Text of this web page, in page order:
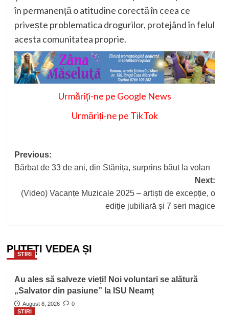
în permanență o atitudine corectă în ceea ce
privește problematica drogurilor, protejând în felul
acesta comunitatea proprie.
Urmăriți-ne pe Google News
Urmăriți-ne pe TikTok
Post
navigation
Previous:
Bărbat de 33 de ani, din Stănița, surprins băut la volan
Next:
(Video) Vacanțe Muzicale 2025 – artiști de excepție, o
ediție jubiliară și 7 seri magice
PUTEȚI VEDEA ȘI
STIRI
Au ales să salveze vieți! Noi voluntari se alătură
„Salvator din pasiune” la ISU Neamț
August 8, 2026
0
STIRI